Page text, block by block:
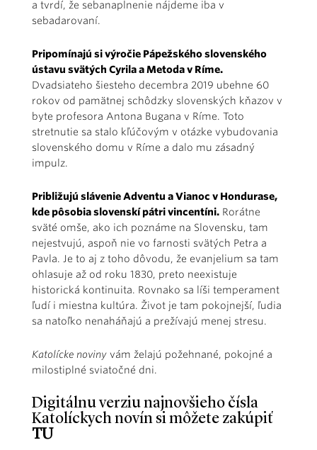
a tvrdí, že sebanaplnenie nájdeme iba v
sebadarovaní.
Pripomínajú si výročie Pápežského slovenského
ústavu svätých Cyrila a Metoda v Ríme.
Dvadsiateho šiesteho decembra 2019 ubehne 60
rokov od pamätnej schôdzky slovenských kňazov v
byte profesora Antona Bugana v Ríme. Toto
stretnutie sa stalo kľúčovým v otázke vybudovania
slovenského domu v Ríme a dalo mu zásadný
impulz.
Približujú slávenie Adventu a Vianoc v Hondurase,
kde pôsobia slovenskí pátri vincentíni. Rorátne
sväté omše, ako ich poznáme na Slovensku, tam
nejestvujú, aspoň nie vo farnosti svätých Petra a
Pavla. Je to aj z toho dôvodu, že evanjelium sa tam
ohlasuje až od roku 1830, preto neexistuje
historická kontinuita. Rovnako sa líši temperament
ľudí i miestna kultúra. Život je tam pokojnejší, ľudia
sa natoľko nenaháňajú a prežívajú menej stresu.
Katolícke noviny vám želajú požehnané, pokojné a
milostiplné sviatočné dni.
Digitálnu verziu najnovšieho čísla
Katolíckych novín si môžete zakúpiť
TU